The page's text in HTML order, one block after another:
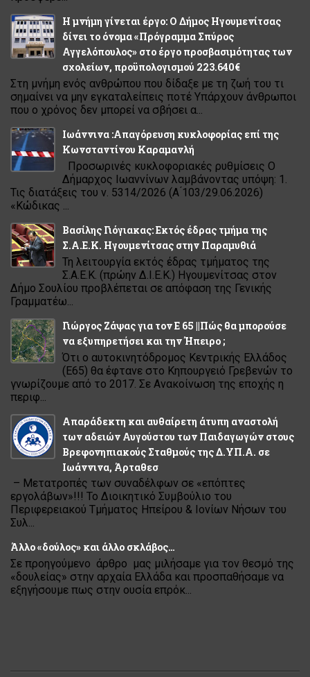
Η μνήμη γίνεται έργο: Ο Δήμος Ηγουμενίτσας
δίνει το όνομα «Πρόγραμμα Σπύρος
Αγγελόπουλος» στο έργο προσβασιμότητας των
σχολείων, προϋπολογισμού 223.640€
Στη μνήμη ενός ανθρώπου που δίδαξε με τη ζωή του τι
σημαίνει να μην εγκαταλείπεις ποτέ Υπάρχουν άνθρωποι
που ο χρόνος δεν μπορεί να σβήσει α...
Ιωάννινα :Απαγόρευση κυκλοφορίας επί της
Κωνσταντίνου Καραμανλή
Προσωρινές κυκλοφοριακές ρυθμίσεις Ο
Δήμαρχος Ιωαννίνων λαμβάνοντας υπόψη: 1.
Τις διατάξεις του ν. 5314/2026 (Α ́103/29.06.2026)
«Κώδικας ...
Βασίλης Γιόγιακας: Εκτός έδρας τμήμα της
Σ.Α.Ε.Κ. Ηγουμενίτσας στην Παραμυθιά
Τη λειτουργία εκτός έδρας τμήματος της
Σ.Α.Ε.Κ. (πρώην Δ.Ι.Ε.Κ.) Ηγουμενίτσας στον
Δήμο Σουλίου προβλέπεται σε απόφαση της Γενικής
Γραμματέω...
Γιώργος Ζάψας για τον Ε 65 ||Πώς θα μπορούσε
να εξυπηρετήσει και την Ήπειρο ;
Ότι ο αυτοκινητόδρομος Κεντρικής Ελλάδος
(Ε65) θα έφτανε στο Κηπουργειό Γρεβενών το
γνωρίζουμε από το 2017. Σε Ανακοίνωση της εποχής η
περιφ...
Απαράδεκτη και αυθαίρετη άτυπη αναστολή
των αδειών Αυγούστου των Παιδαγωγών στους
Βρεφονηπιακούς Σταθμούς της Δ.ΥΠ.Α. σε
Ιωάννινα, Άρταθεσ
– Μετατροπές των συναδέλφων σε «επόπτες
εργολάβων»!!! Το Διοικητικό Συμβούλιο του
Περιφερειακού Τμήματος Ηπείρου & Ιονίων Νήσων του
Συλ...
Άλλο «δούλος» και άλλο σκλάβος…
Σε προηγούμενο άρθρο μας μιλήσαμε για τον θεσμό της
«δουλείας» στην αρχαία Ελλάδα και προσπαθήσαμε να
εξηγήσουμε πως στην ουσία επρόκ...